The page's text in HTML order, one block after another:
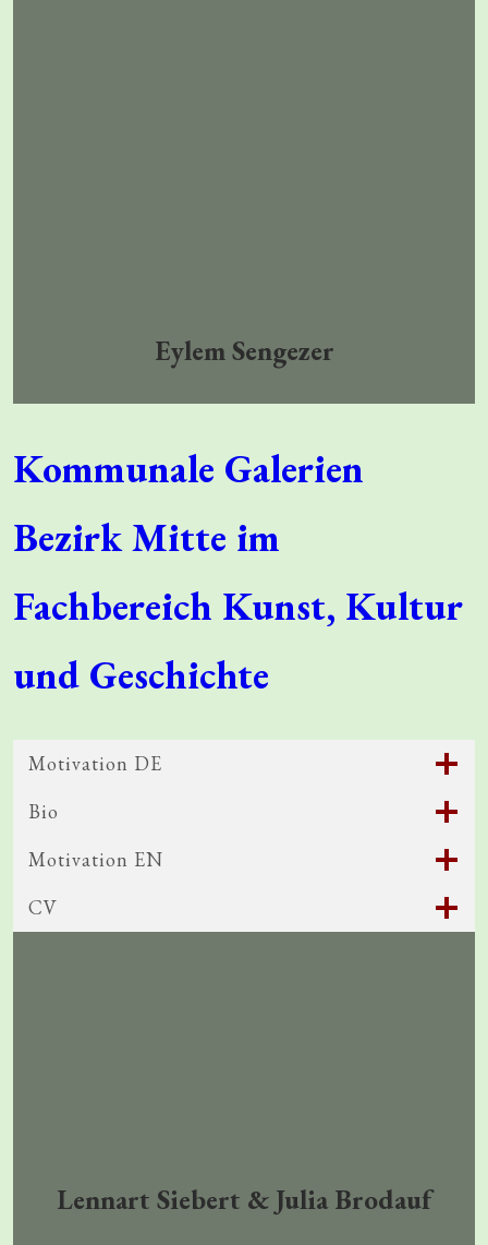
Eylem Sengezer
Kommunale Galerien
Bezirk Mitte im
Fachbereich Kunst, Kultur
und Geschichte
Motivation DE
Bio
Motivation EN
CV
Lennart Siebert & Julia Brodauf